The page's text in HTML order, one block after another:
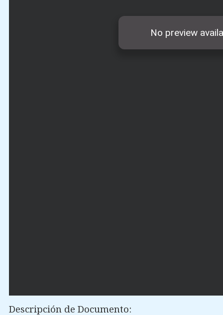
Descripción de Documento: